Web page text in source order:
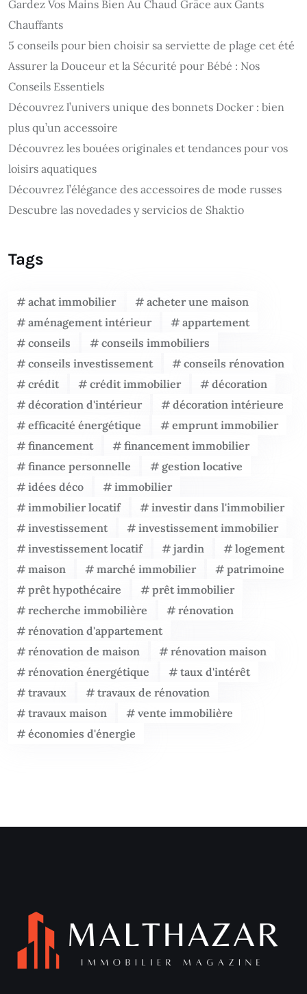
Gardez Vos Mains Bien Au Chaud Grâce aux Gants
Chauffants
5 conseils pour bien choisir sa serviette de plage cet été
Assurer la Douceur et la Sécurité pour Bébé : Nos
Conseils Essentiels
Découvrez l’univers unique des bonnets Docker : bien
plus qu’un accessoire
Découvrez les bouées originales et tendances pour vos
loisirs aquatiques
Découvrez l’élégance des accessoires de mode russes
Descubre las novedades y servicios de Shaktio
Tags
achat immobilier
acheter une maison
aménagement intérieur
appartement
conseils
conseils immobiliers
conseils investissement
conseils rénovation
crédit
crédit immobilier
décoration
décoration d'intérieur
décoration intérieure
efficacité énergétique
emprunt immobilier
financement
financement immobilier
finance personnelle
gestion locative
idées déco
immobilier
immobilier locatif
investir dans l'immobilier
investissement
investissement immobilier
investissement locatif
jardin
logement
maison
marché immobilier
patrimoine
prêt hypothécaire
prêt immobilier
recherche immobilière
rénovation
rénovation d'appartement
rénovation de maison
rénovation maison
rénovation énergétique
taux d'intérêt
travaux
travaux de rénovation
travaux maison
vente immobilière
économies d'énergie